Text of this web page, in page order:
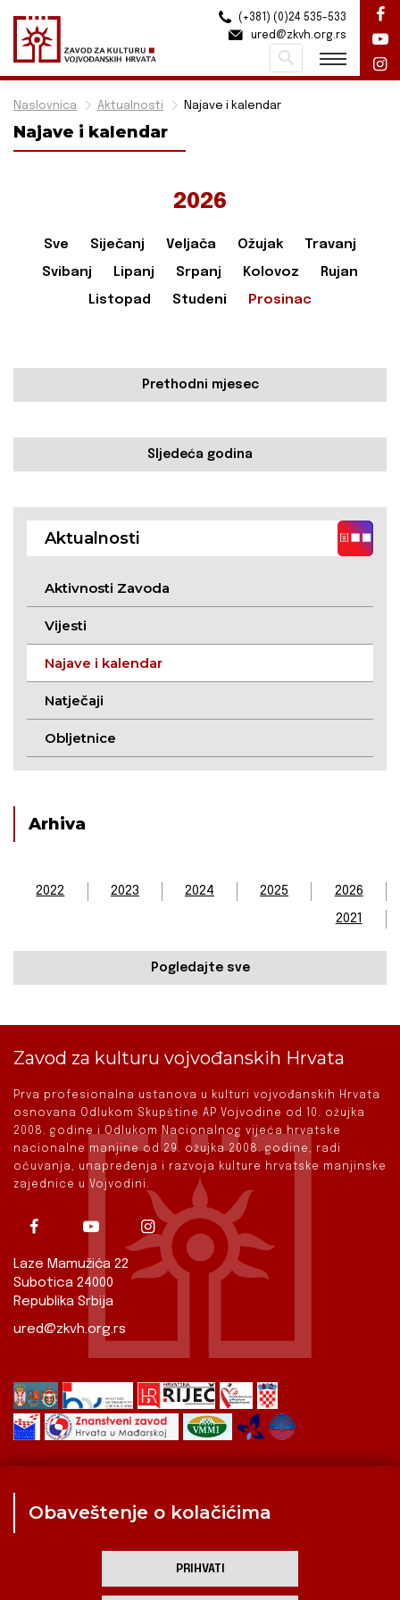
Naslovnica Aktualnosti Najave i kalendar
Najave i kalendar
2026
Sve Siječanj Veljača Ožujak
Travanj
Svibanj
Lipanj Srpanj Kolovoz
Rujan
Listopad
Studeni Prosinac
Prethodni mjesec
Sljedeća godina
Aktualnosti
Aktivnosti Zavoda
Vijesti
Najave i kalendar
Natječaji
Obljetnice
Arhiva
2026
2025
2024
2023
2022
2021
Pogledajte sve
Zavod za kulturu vojvođanskih Hrvata
Prva profesionalna ustanova u kulturi vojvođanskih Hrvata
osnovana Odlukom Skupštine AP Vojvodine od 10. ožujka
2008. godine i Odlukom Nacionalnog vijeća hrvatske
nacionalne manjine od 29. ožujka 2008. godine, radi
očuvanja, unapređenja i razvoja kulture hrvatske manjinske
zajednice u Vojvodini.
Laze Mamužića 22
Subotica 24000
Republika Srbija
ured@zkvh.org.rs
Kulturna scena
Obaveštenje o kolačićima
PRIHVATI
(+381) (0)24 535-533
ured@zkvh.org.rs
Pretraži